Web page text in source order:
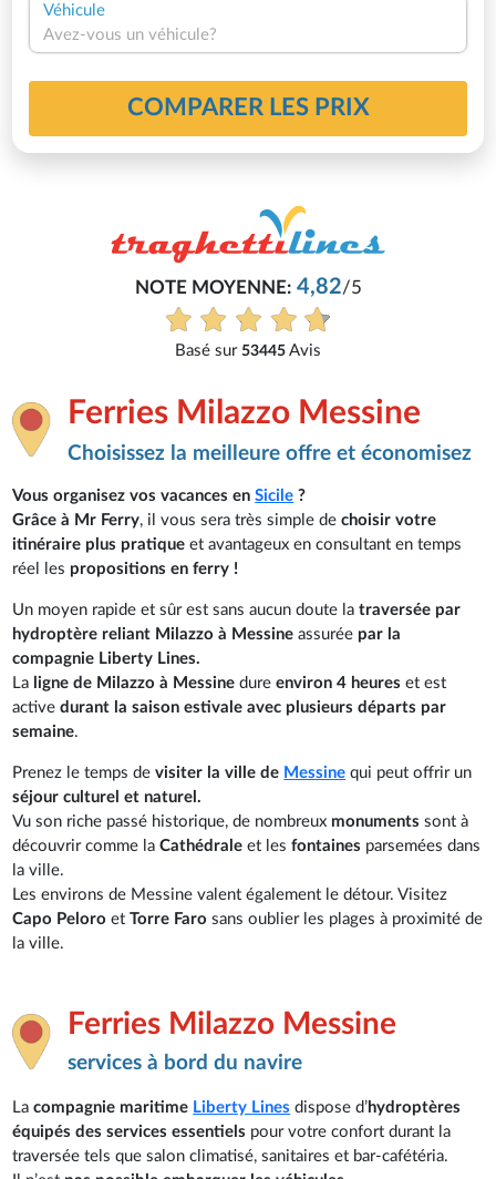
Véhicule
Avez-vous un véhicule?
COMPARER LES PRIX
NOTE MOYENNE:4,82/5
Basé sur 53445 Avis
Ferries Milazzo Messine
Choisissez la meilleure offre et économisez
Vous organisez vos vacances enSicile ?
Grâce à Mr Ferry, il vous sera très simple dechoisir votre
itinéraire plus pratique et avantageux en consultant en temps
réel les propositions en ferry !
Un moyen rapide et sûr est sans aucun doute latraversée par
hydroptère reliant Milazzo à Messine assurée par la
compagnie Liberty Lines.
La ligne de Milazzo à Messine dureenviron 4 heures et est
activedurant la saison estivale avec plusieurs départs par
semaine.
Prenez le temps devisiter la ville de Messine qui peut offrir un
séjour culturel et naturel.
Vu son riche passé historique, de nombreux monumentssont à
découvrir comme laCathédraleet lesfontaines parsemées dans
la ville.
Les environs de Messine valent également le détour. Visitez
Capo Peloro etTorre Faro sans oublier les plages à proximité de
la ville.
Ferries Milazzo Messine
services à bord du navire
Lacompagnie maritime Liberty Lines dispose d’hydroptères
équipés des services essentiels pour votre confort durant la
traversée tels que salon climatisé, sanitaires et bar-cafétéria.